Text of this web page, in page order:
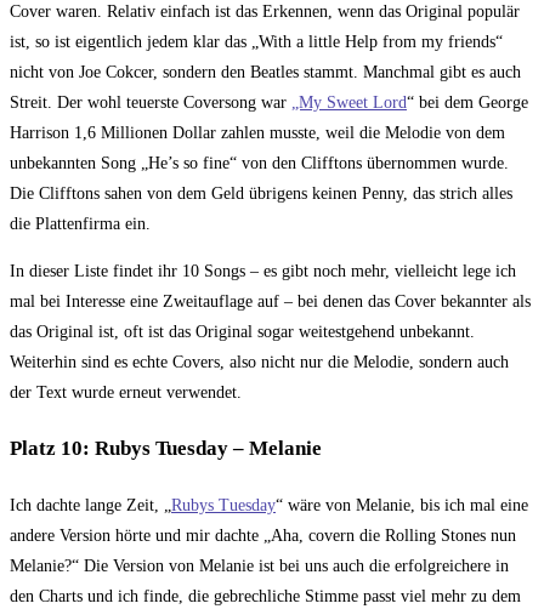
Cover waren. Relativ einfach ist das Erkennen, wenn das Original populär
ist, so ist eigentlich jedem klar das „With a little Help from my friends“
nicht von Joe Cokcer, sondern den Beatles stammt. Manchmal gibt es auch
Streit. Der wohl teuerste Coversong war
„My Sweet Lord“ bei dem George
Harrison 1,6 Millionen Dollar zahlen musste, weil die Melodie von dem
unbekannten Song „He’s so fine“ von den Clifftons übernommen wurde.
Die Clifftons sahen von dem Geld übrigens keinen Penny, das strich alles
die Plattenfirma ein.
In dieser Liste findet ihr 10 Songs – es gibt noch mehr, vielleicht lege ich
mal bei Interesse eine Zweitauflage auf – bei denen das Cover bekannter als
das Original ist, oft ist das Original sogar weitestgehend unbekannt.
Weiterhin sind es echte Covers, also nicht nur die Melodie, sondern auch
der Text wurde erneut verwendet.
Platz 10: Rubys Tuesday – Melanie
Ich dachte lange Zeit, „Rubys Tuesday“ wäre von Melanie, bis ich mal eine
andere Version hörte und mir dachte „Aha, covern die Rolling Stones nun
Melanie?“ Die Version von Melanie ist bei uns auch die erfolgreichere in
den Charts und ich finde, die gebrechliche Stimme passt viel mehr zu dem